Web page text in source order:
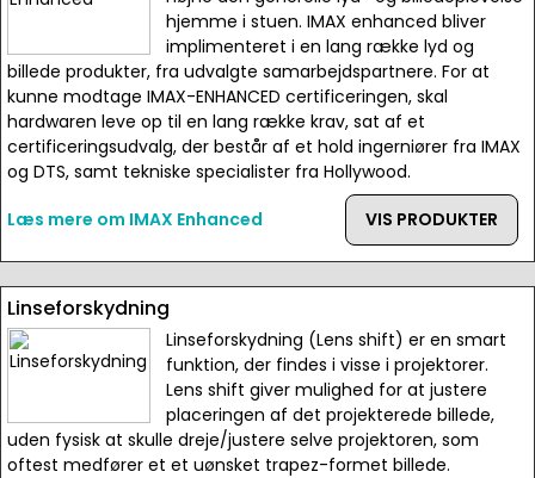
hjemme i stuen. IMAX enhanced bliver
implimenteret i en lang række lyd og
billede produkter, fra udvalgte samarbejdspartnere. For at
kunne modtage IMAX-ENHANCED certificeringen, skal
hardwaren leve op til en lang række krav, sat af et
certificeringsudvalg, der består af et hold ingerniører fra IMAX
og DTS, samt tekniske specialister fra Hollywood.
Læs mere om IMAX Enhanced
VIS PRODUKTER
Linseforskydning
Linseforskydning (Lens shift) er en smart
funktion, der findes i visse i projektorer.
Lens shift giver mulighed for at justere
placeringen af det projekterede billede,
uden fysisk at skulle dreje/justere selve projektoren, som
oftest medfører et et uønsket trapez-formet billede.